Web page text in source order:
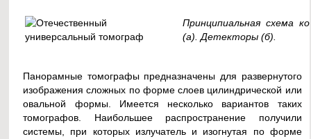
Принципиальная схема
(а). Детекторы (б).
Панорамные томографы предназначены для развернутого
изображения сложных по форме слоев цилиндрической или
овальной формы. Имеется несколько вариантов таких
томографов. Наибольшее распространение получили
системы, при которых излучатель и изогнутая по форме